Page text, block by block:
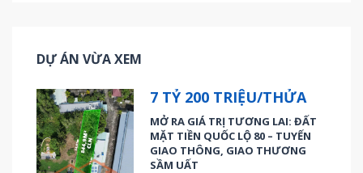
DỰ ÁN VỪA XEM
7 TỶ 200 TRIỆU/THỬA
MỞ RA GIÁ TRỊ TƯƠNG LAI: ĐẤT
MẶT TIỀN QUỐC LỘ 80 – TUYẾN
GIAO THÔNG, GIAO THƯƠNG
SẦM UẤT